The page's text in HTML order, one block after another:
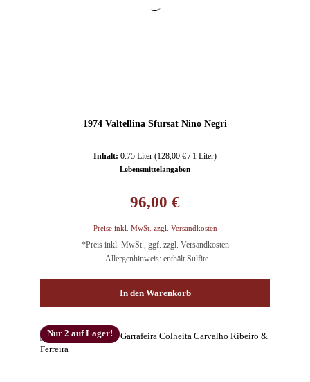
1974 Valtellina Sfursat Nino Negri
Inhalt: 0.75 Liter (128,00 € / 1 Liter)
Lebensmittelangaben
96,00 €
Preise inkl. MwSt. zzgl. Versandkosten
*Preis inkl. MwSt., ggf. zzgl. Versandkosten
Allergenhinweis: enthält Sulfite
In den Warenkorb
Nur 2 auf Lager!